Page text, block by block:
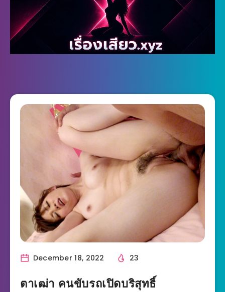
December 18, 2022 23
ตาเฒ่า คนขับรถเปิดบริสุทธิ์